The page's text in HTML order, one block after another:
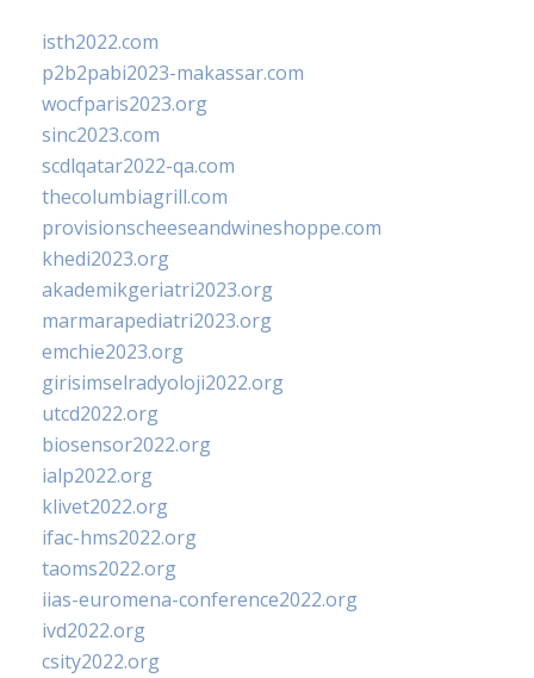
isth2022.com
p2b2pabi2023-makassar.com
wocfparis2023.org
sinc2023.com
scdlqatar2022-qa.com
thecolumbiagrill.com
provisionscheeseandwineshoppe.com
khedi2023.org
akademikgeriatri2023.org
marmarapediatri2023.org
emchie2023.org
girisimselradyoloji2022.org
utcd2022.org
biosensor2022.org
ialp2022.org
klivet2022.org
ifac-hms2022.org
taoms2022.org
iias-euromena-conference2022.org
ivd2022.org
csity2022.org